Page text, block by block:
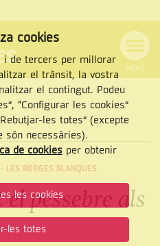
MENÚ
- LES BORGES BLANQUES
pessebre als
cookies
i de tercers per millorar
el trànsit, la vostra
el contingut. Podeu
“Configurar les cookies”
les totes” (excepte
són necessàries).
de cookiesper obtenir
les cookies
les totes